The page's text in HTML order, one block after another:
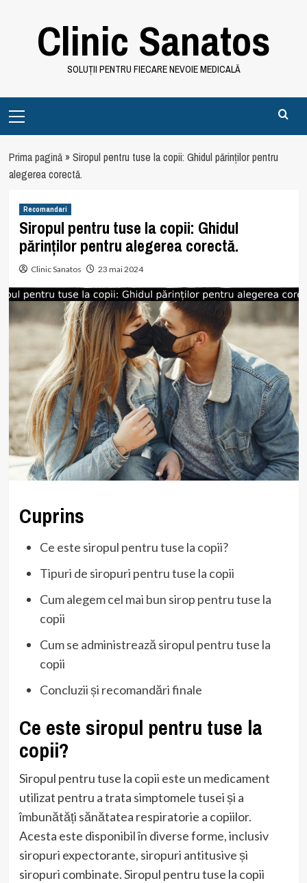
Clinic Sanatos
SOLUȚII PENTRU FIECARE NEVOIE MEDICALĂ
Menu
Prima pagină»Siropul pentru tuse la copii: Ghidul părinților pentru
alegerea corectă.
Recomandari
Siropul pentru tuse la copii: Ghidul
părinților pentru alegerea corectă.
Clinic Sanatos 23 mai 2024
Cuprins
Ce este siropul pentru tuse la copii?
Tipuri de siropuri pentru tuse la copii
Cum alegem cel mai bun sirop pentru tuse la
copii
Cum se administrează siropul pentru tuse la
copii
Concluzii și recomandări finale
Ce este siropul pentru tuse la
copii?
Siropul pentru tuse la copii este un medicament
utilizat pentru a trata simptomele tusei și a
îmbunătăți sănătatea respiratorie a copiilor.
Acesta este disponibil în diverse forme, inclusiv
siropuri expectorante, siropuri antitusive și
siropuri combinate. Siropul pentru tuse la copii